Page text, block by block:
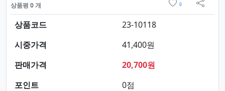
상품평 0 개 0
sns 공
상품코드
23-10118
시중가격
41,400원
판매가격
20,700원
포인트
0점